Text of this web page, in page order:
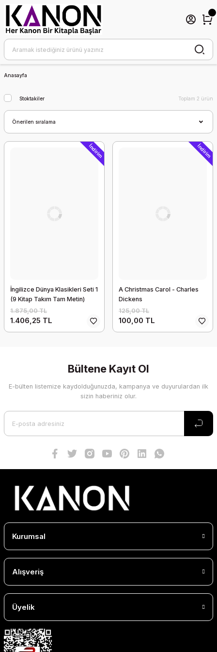
Anasayfa
Stoktakiler Toplam 2 ürün
İndirim
İngilizce Dünya Klasikleri Seti 1
(9 Kitap Takım Tam Metin)
1.875,00 TL
1.406,25 TL
İndirim
A Christmas Carol - Charles
Dickens
125,00 TL
100,00 TL
Bültene Kayıt Ol
E-bülten listemize kaydolduğunuzda, kampanya ve duyurulardan ilk
sizin haberiniz olur.
Kurumsal
Alışveriş
Üyelik